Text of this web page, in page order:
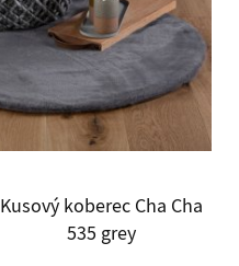
Kusový koberec Cha Cha
535 grey